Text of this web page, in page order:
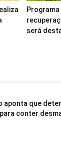
será
aponta que
conter